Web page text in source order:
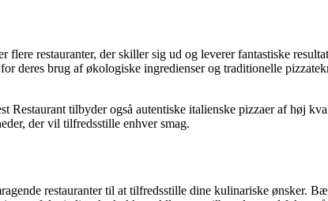
restauranter, der skiller sig ud og leverer fantastiske
deres brug af økologiske ingredienser og traditionelle
Restaurant tilbyder også autentiske italienske pizzaer af høj
der vil tilfredsstille enhver smag.
restauranter til at tilfredsstille dine kulinariske ønsker.